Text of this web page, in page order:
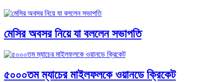
মেসির অবসর নিয়ে যা বললেন সভাপতি
৫০০০তম ম্যাচের মাইলফলকে ওয়ানডে ক্রিকেট